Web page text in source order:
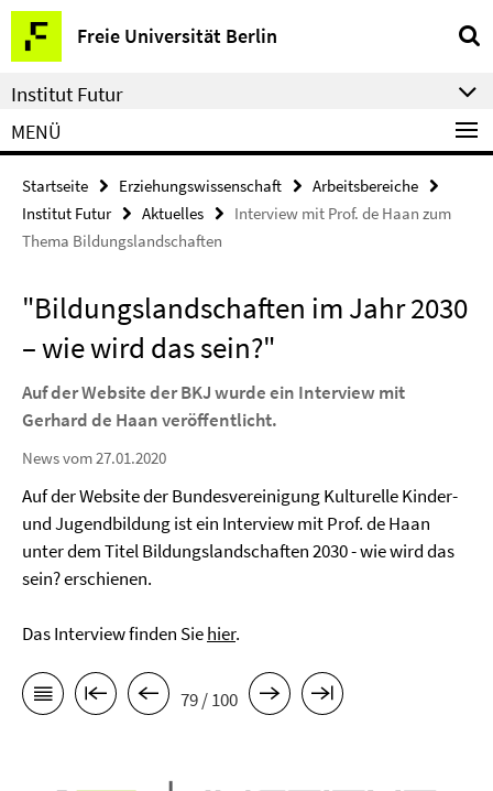
Springe
direkt
zu
Inhalt
Freie Universität Berlin
Service-
Navigation
Institut Futur
MENÜ
Startseite Erziehungswissenschaft
Arbeitsbereiche
Institut Futur
Aktuelles
Interview mit Prof. de Haan zum
Thema Bildungslandschaften
"Bildungslandschaften im Jahr 2030
– wie wird das sein?"
Auf der Website der BKJ wurde ein Interview mit
Gerhard de Haan veröffentlicht.
News vom 27.01.2020
Auf der Website der Bundesvereinigung Kulturelle Kinder-
und Jugendbildung ist ein Interview mit Prof. de Haan
unter dem Titel Bildungslandschaften 2030 - wie wird das
sein? erschienen.
Das Interview finden Siehier.
79 / 100